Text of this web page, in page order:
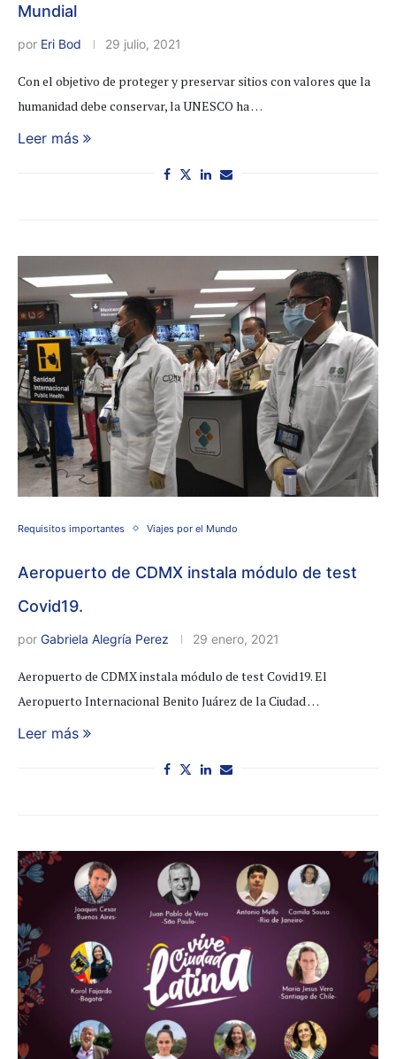
Mundial
por Eri Bod 29 julio, 2021
Con el objetivo de proteger y preservar sitios con valores que la
humanidad debe conservar, la UNESCO ha …
Leer más
Requisitos importantes Viajes por el Mundo
Aeropuerto de CDMX instala módulo de test
Covid19.
por Gabriela Alegría Perez 29 enero, 2021
Aeropuerto de CDMX instala módulo de test Covid19. El
Aeropuerto Internacional Benito Juárez de la Ciudad …
Leer más